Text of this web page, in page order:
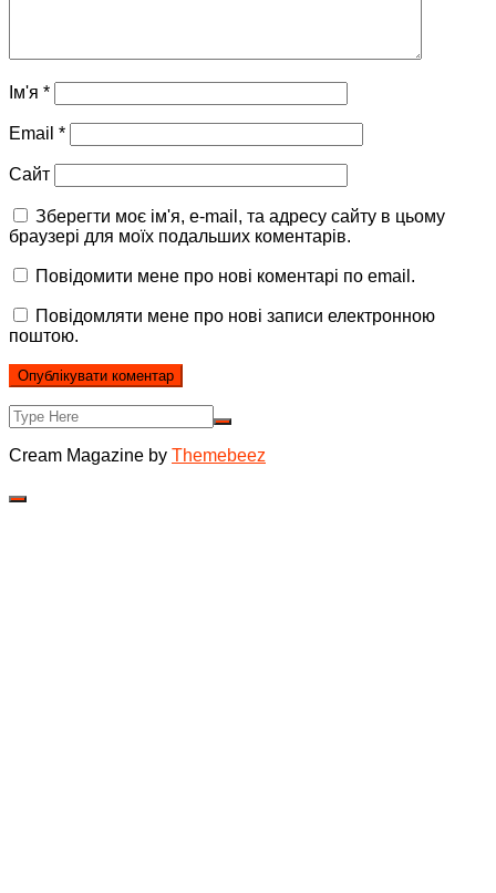
Ім'я *
Email *
Сайт
Зберегти моє ім'я, e-mail, та адресу сайту в цьому
браузері для моїх подальших коментарів.
Повідомити мене про нові коментарі по email.
Повідомляти мене про нові записи електронною
поштою.
Cream Magazine by Themebeez